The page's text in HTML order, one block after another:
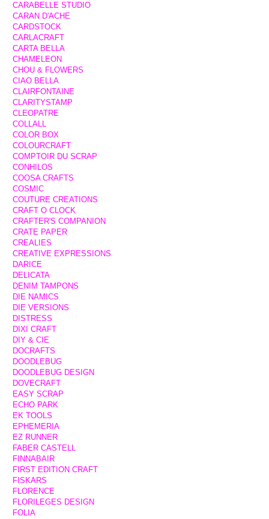
CARABELLE STUDIO
CARAN D'ACHE
CARDSTOCK
CARLACRAFT
CARTA BELLA
CHAMELEON
CHOU & FLOWERS
CIAO BELLA
CLAIRFONTAINE
CLARITYSTAMP
CLEOPATRE
COLLALL
COLOR BOX
COLOURCRAFT
COMPTOIR DU SCRAP
CONHILOS
COOSA CRAFTS
COSMIC
COUTURE CREATIONS
CRAFT O CLOCK
CRAFTER'S COMPANION
CRATE PAPER
CREALIES
CREATIVE EXPRESSIONS
DARICE
DELICATA
DENIM TAMPONS
DIE NAMICS
DIE VERSIONS
DISTRESS
DIXI CRAFT
DIY & CIE
DOCRAFTS
DOODLEBUG
DOODLEBUG DESIGN
DOVECRAFT
EASY SCRAP
ECHO PARK
EK TOOLS
EPHEMERIA
EZ RUNNER
FABER CASTELL
FINNABAIR
FIRST EDITION CRAFT
FISKARS
FLORENCE
FLORILEGES DESIGN
FOLIA